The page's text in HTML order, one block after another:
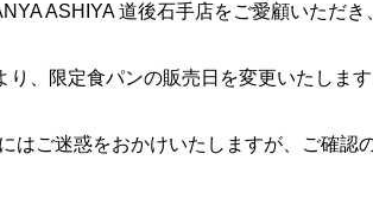
ASHIYA 道後石手店をご愛顧いただき
り、限定食パンの販売日を変更いたします
はご迷惑をおかけいたしますが、ご確認